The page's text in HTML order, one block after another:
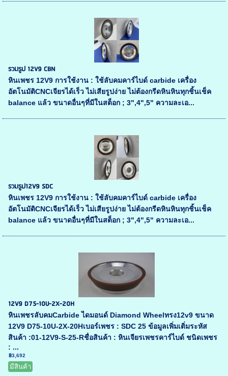
รวมรูป 12V9 CBN
หินเพชร 12V9 การใช้งาน : ใช้ลับคมคาร์ไบด์ carbide เครื่อง
อัตโนมัติCNCเจียรได้เร็ว ไม่เสียรูปง่าย ไม่ต้องกรีดหินหินทุกชิ้นเช็ค
balance แล้ว ขนาดอื่นๆที่มีในสต็อก ; 3",4",5" ความละเอ...
รวมรูป12V9 SDC
หินเพชร 12V9 การใช้งาน : ใช้ลับคมคาร์ไบด์ carbide เครื่อง
อัตโนมัติCNCเจียรได้เร็ว ไม่เสียรูปง่าย ไม่ต้องกรีดหินหินทุกชิ้นเช็ค
balance แล้ว ขนาดอื่นๆที่มีในสต็อก ; 3",4",5" ความละเอ...
12V9 D75-10U-2X-20H
หินเพชรลับคมCarbide ไดมอนด์ Diamond Wheelทรง12v9 ขนาด
12V9 D75-10U-2X-20Hเบอร์เพชร : SDC 25 ข้อมูลเพิ่มเติ่มระหัส
สินค้า :01-12V9-S-25-Rชื่อสินค้า : หินเจียรเพชรคาร์ไบด์ ชนิดเพชร
: ...
฿3,692
มีสินค้า